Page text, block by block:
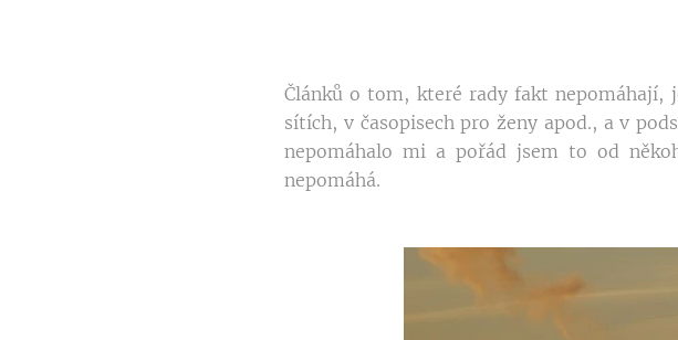
Článků o tom, které rady fakt nepomáhají,
sítích, v časopisech pro ženy apod., a v
nepomáhalo mi a pořád jsem to od
nepomáhá.